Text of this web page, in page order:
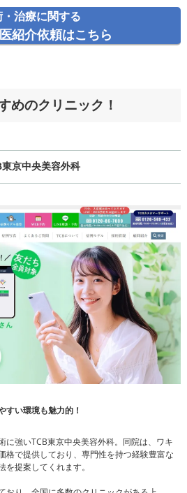
治療に関する
紹介依頼はこちら
めのクリニック！
京中央美容外科
すい環境も魅力的！
に強いTCB東京中央美容外科。同院は、ワキ
格で提供しており、専門性を持つ経験豊富な
提案してくれます。